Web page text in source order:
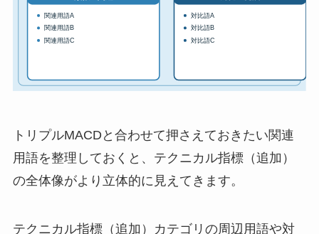
トリプルMACDと合わせて押さえておきたい関連
用語を整理しておくと、テクニカル指標（追加）
の全体像がより立体的に見えてきます。
テクニカル指標（追加）カテゴリの周辺用語や対